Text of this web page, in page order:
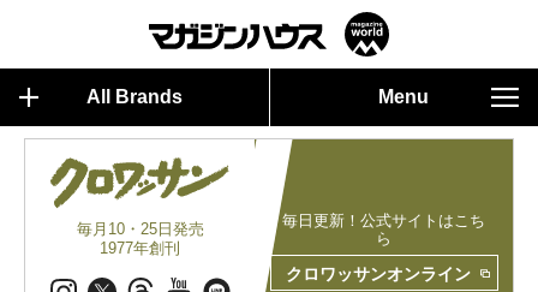
All Brands Menu
毎月10・25日発売
1977年創刊
毎日更新！公式サイトはこち
ら
クロワッサンオンライン